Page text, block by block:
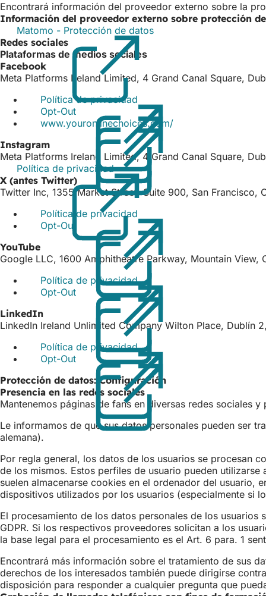
Encontrará información del proveedor externo sobre la
Información del proveedor externo sobre protección
Matomo - Protección de datos
nueva
Redes sociales
Plataformas de medios sociales
Facebook
Meta Platforms Ireland Limited, 4 Grand Canal Square,
Política de privacidad
abre
en
una
nueva
pestaña)
Opt-Out
abre
nueva
pestaña)
www.youronlinechoices.com/
una
Instagram
Meta Platforms Ireland Limited, 4 Grand Canal Square,
Política de privacidad(Se
abre
en
una
nueva
pestaña)
X (antes Twitter)
Twitter Inc, 1355 Market Street, Suite 900, San Francisco,
Política de privacidad
abre
en
una
nueva
pestaña)
Opt-Out
abre
una
pestaña)
YouTube
Google LLC, 1600 Amphitheatre Parkway, Mountain View,
Política de privacidad(Se
abre
en
una
nueva
pestaña)
Opt-Out
abre
una
pestaña)
LinkedIn
LinkedIn Ireland Unlimited Company Wilton Place, Dublín
Política de privacidad(Se
abre
en
una
nueva
pestaña)
Opt-Out
abre
en
una
nueva
pestaña)
Protección de datos: Configuración
Presencia en las redes sociales
Mantenemos páginas de fans en diversas redes sociales
Le informamos de que sus datos personales pueden ser
alemana).
Por regla general, los datos de los usuarios se procesan
de los mismos. Estos perfiles de usuario pueden
suelen almacenarse cookies en el ordenador del usuario,
dispositivos utilizados por los usuarios (especialmente si
El procesamiento de los datos personales de los
GDPR. Si los respectivos proveedores solicitan a los
la base legal para el procesamiento es el Art. 6 para. 1
Encontrará más información sobre el tratamiento de sus
derechos de los interesados también puede dirigirse
disposición para responder a cualquier pregunta que